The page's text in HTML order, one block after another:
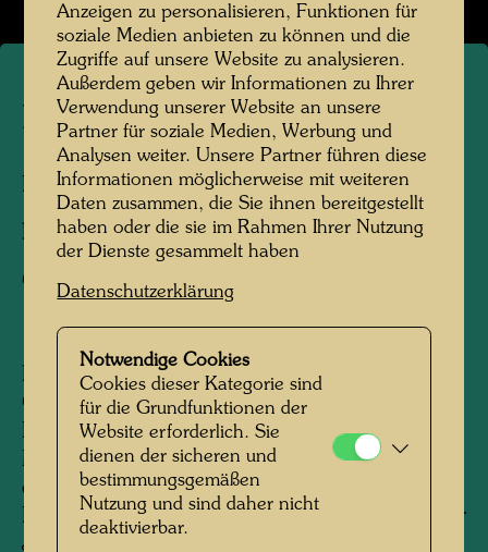
La Picaudière
La Pacaudière, Frankreich, 2010
Fotograf: Martin Schreiber
Copyright: Hundertwasser Archiv
Den Bauernhof La Picaudière, gelegen an der
Grenze von Normandie und Persche, hat
Hundertwasser 1957, einem Hinweis seines
Malerfreundes, René Brô folgend, von seinen
ersten regelmäßigen Einkünften als bildender
Künstler erworben. Bis etwa Mitte der sechziger
Jahre gehörte das - nicht mit elektrischem
Anzeigen zu personalisieren, Funktionen für
soziale Medien anbieten zu können und die
Zugriffe auf unsere Website zu analysieren.
Außerdem geben wir Informationen zu Ihrer
Verwendung unserer Website an unsere
Partner für soziale Medien, Werbung und
Analysen weiter. Unsere Partner führen diese
Informationen möglicherweise mit weiteren
Daten zusammen, die Sie ihnen bereitgestellt
haben oder die sie im Rahmen Ihrer Nutzung
der Dienste gesammelt haben
Datenschutzerklärung
Notwendige Cookies
Cookies dieser Kategorie sind
für die Grundfunktionen der
Website erforderlich. Sie
dienen der sicheren und
bestimmungsgemäßen
Nutzung und sind daher nicht
deaktivierbar.